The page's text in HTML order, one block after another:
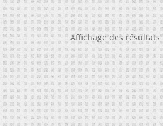
Affichage des résultats